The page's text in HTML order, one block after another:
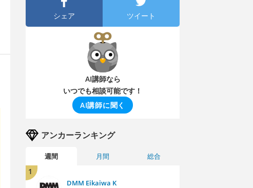
シェア ツイート
AI講師なら
いつでも相談可能です！
AI講師に聞く
アンカーランキング
週間 月間 総合
1
DMM Eikaiwa K